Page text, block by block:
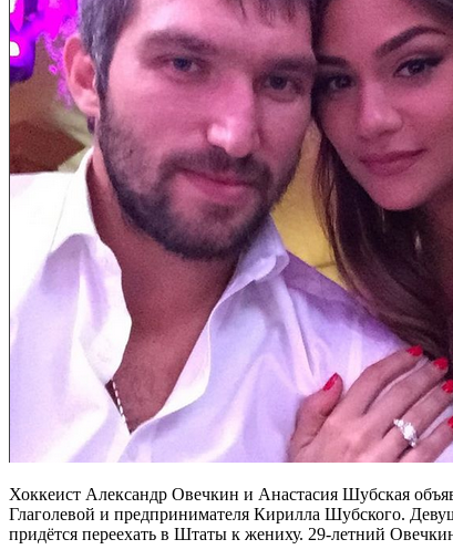
Хоккеист Александр Овечкин и Анастасия Шубская
Глаголевой и предпринимателя Кирилла Шубского.
придётся переехать в Штаты к жениху. 29-летний